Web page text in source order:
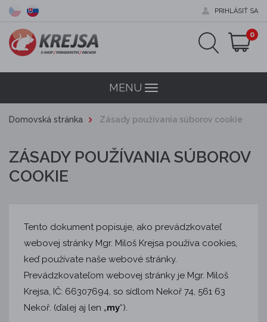
PRIHLÁSIŤ SA
0
MENU Menu
Domovská stránka Zásady používania súborov cookie
ZÁSADY POUŽÍVANIA SÚBOROV
COOKIE
Tento dokument popisuje, ako prevádzkovateľ
webovej stránky Mgr. Miloš Krejsa používa cookies,
keď používate naše webové stránky.
Prevádzkovateľom webovej stránky je Mgr. Miloš
Krejsa, IČ: 66307694, so sídlom Nekoř 74, 561 63
Nekoř. (ďalej aj len „my“).